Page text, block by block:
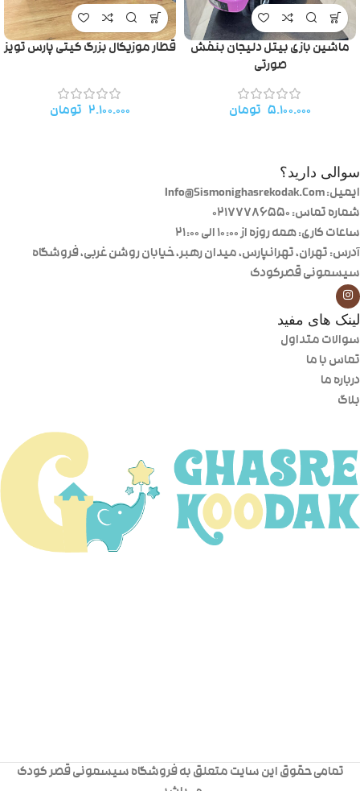
ماشین بازی بیتل دلیجان بنفش
صورتی
۵.۱۰۰.۰۰۰ تومان
قطار موزیکال بزرگ کیتی پارس تویز
۲.۱۰۰.۰۰۰ تومان
سوالی دارید؟
ایمیل: Info@Sismonighasrekodak.Com
شماره تماس: 02177786550
ساعات کاری: همه روزه از ۱۰:۰۰ الی ۲۱:۰۰
آدرس: تهران، تهرانپارس، میدان رهبر، خیابان روشن غربی، فروشگاه
سیسمونی قصرکودک
لینک های مفید
سوالات متداول
تماس با ما
درباره ما
بلاگ
تمامی حقوق این سایت متعلق به فروشگاه سیسمونی قصر کودک